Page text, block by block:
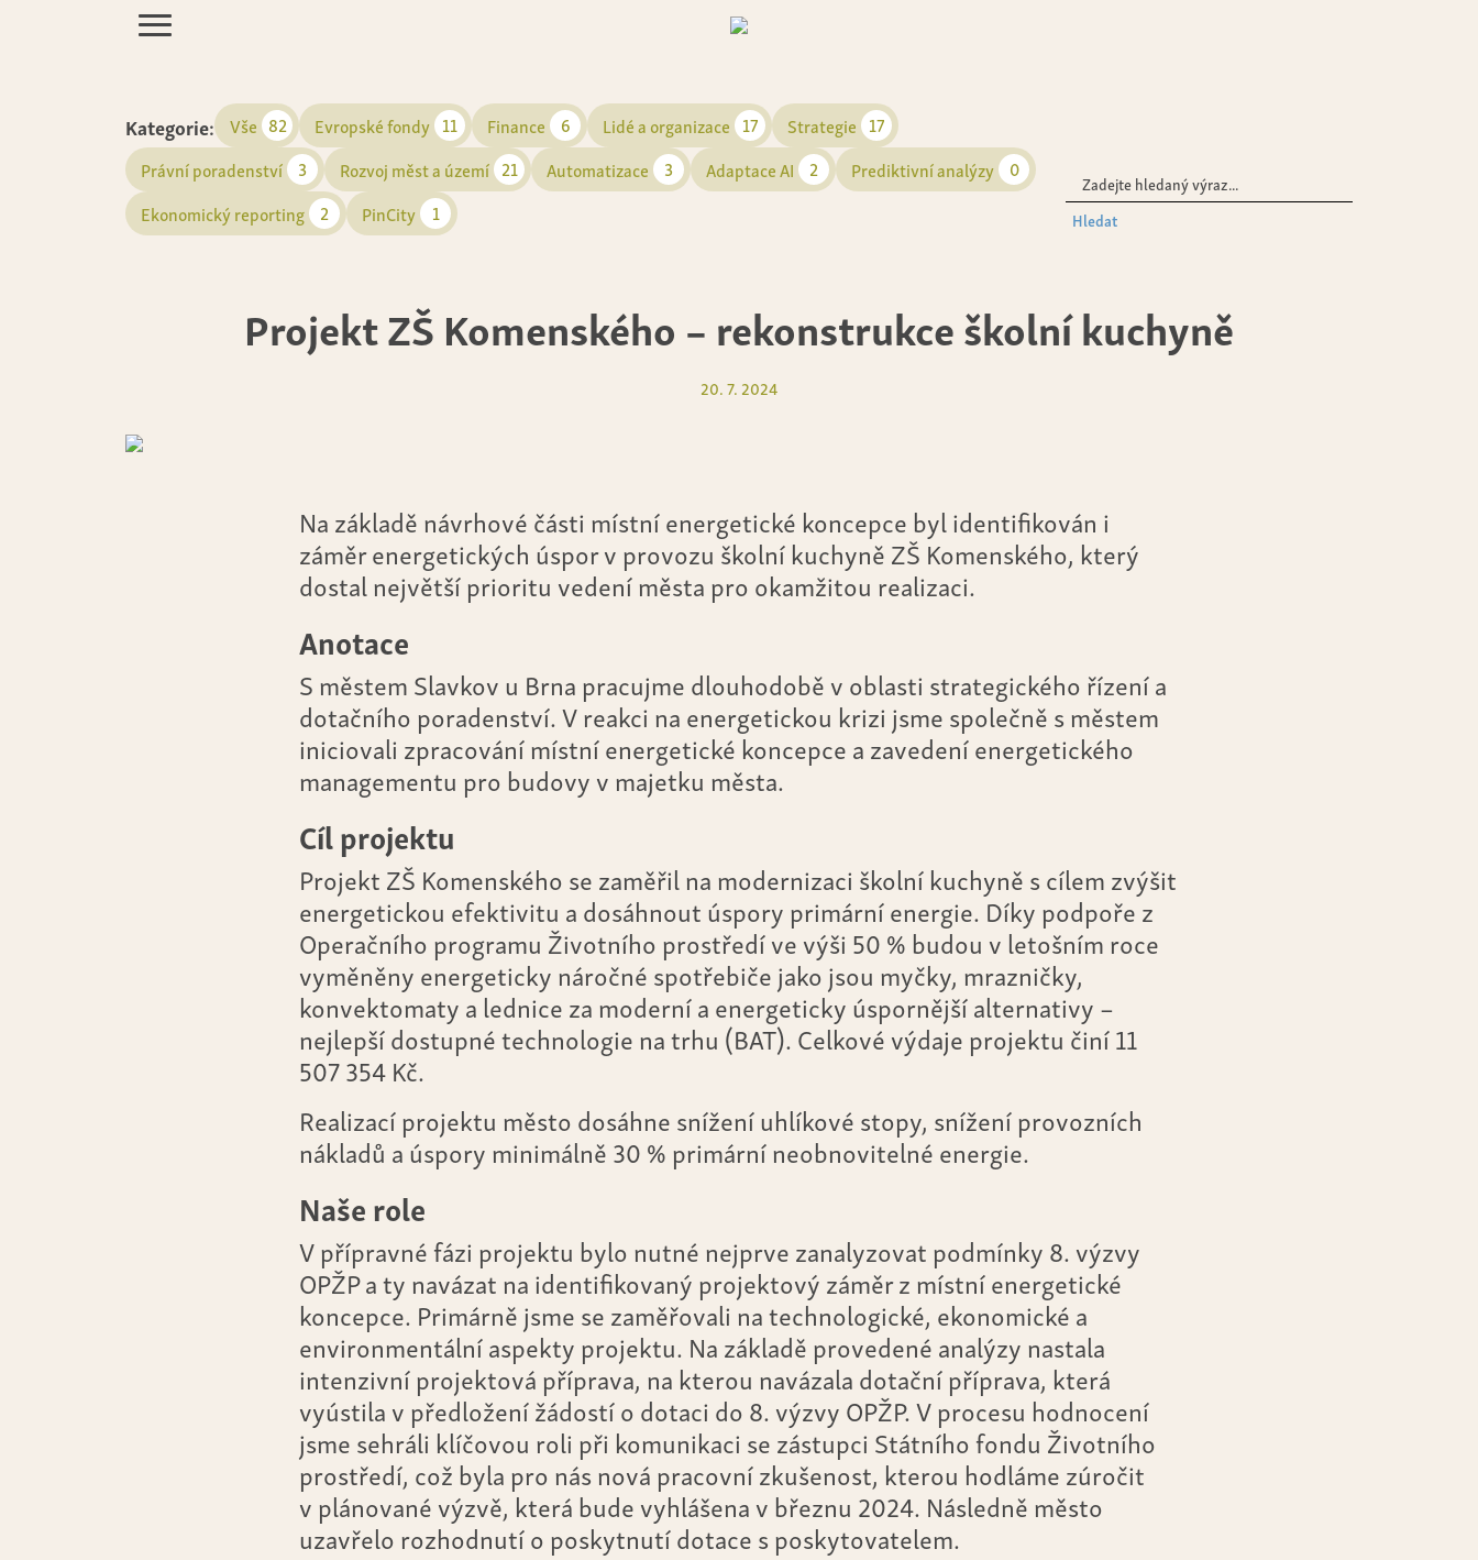
Kategorie: Vše 82 Evropské fondy 11 Finance 6 Lidé a organizace 17 Strategie 17
Právní poradenství 3 Rozvoj měst a území 21 Automatizace 3 Adaptace AI 2 Prediktivní analýzy 0
Ekonomický reporting 2 PinCity 1 Hledat
Projekt ZŠ Komenského – rekonstrukce školní kuchyně
20. 7. 2024
Na základě návrhové části místní energetické koncepce byl identifikován i
záměr energetických úspor v provozu školní kuchyně ZŠ Komenského, který
dostal největší prioritu vedení města pro okamžitou realizaci.
Anotace
S městem Slavkov u Brna pracujme dlouhodobě v oblasti strategického řízení a
dotačního poradenství. V reakci na energetickou krizi jsme společně s městem
iniciovali zpracování místní energetické koncepce a zavedení energetického
managementu pro budovy v majetku města.
Cíl projektu
Projekt ZŠ Komenského se zaměřil na modernizaci školní kuchyně s cílem zvýšit
energetickou efektivitu a dosáhnout úspory primární energie. Díky podpoře z
Operačního programu Životního prostředí ve výši 50 % budou v letošním roce
vyměněny energeticky náročné spotřebiče jako jsou myčky, mrazničky,
konvektomaty a lednice za moderní a energeticky úspornější alternativy –
nejlepší dostupné technologie na trhu (BAT). Celkové výdaje projektu činí 11
507 354 Kč.
Realizací projektu město dosáhne snížení uhlíkové stopy, snížení provozních
nákladů a úspory minimálně 30 % primární neobnovitelné energie.
Naše role
V přípravné fázi projektu bylo nutné nejprve zanalyzovat podmínky 8. výzvy
OPŽP a ty navázat na identifikovaný projektový záměr z místní energetické
koncepce. Primárně jsme se zaměřovali na technologické, ekonomické a
environmentální aspekty projektu. Na základě provedené analýzy nastala
intenzivní projektová příprava, na kterou navázala dotační příprava, která
vyústila v předložení žádostí o dotaci do 8. výzvy OPŽP. V procesu hodnocení
jsme sehráli klíčovou roli při komunikaci se zástupci Státního fondu Životního
prostředí, což byla pro nás nová pracovní zkušenost, kterou hodláme zúročit
v plánované výzvě, která bude vyhlášena v březnu 2024. Následně město
uzavřelo rozhodnutí o poskytnutí dotace s poskytovatelem.